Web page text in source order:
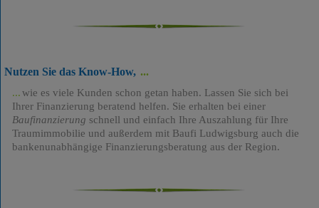
Nutzen Sie das Know-How,
wie es viele Kunden schon getan haben. Lassen Sie sich bei
Ihrer Finanzierung beratend helfen. Sie erhalten bei einer
Baufinanzierung schnell und einfach Ihre Auszahlung für Ihre
Traumimmobilie und außerdem mit Baufi Ludwigsburg auch die
bankenunabhängige Finanzierungsberatung aus der Region.